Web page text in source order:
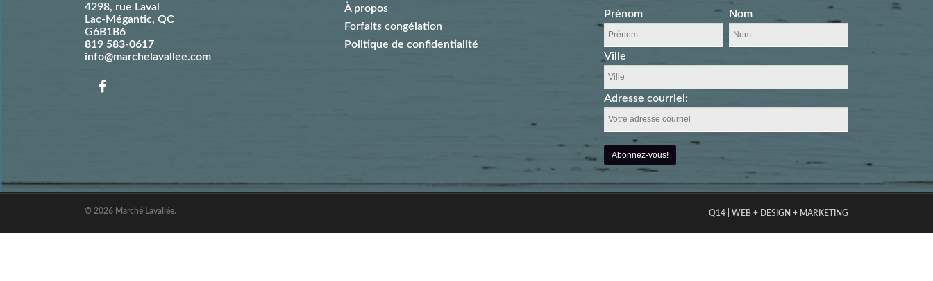
4298, rue Laval
Lac-Mégantic, QC
G6B1B6
819 583-0617
info@marchelavallee.com
À propos
Forfaits congélation
Politique de confidentialité
Prénom Nom
Ville
Adresse courriel:
© 2026 Marché Lavallée. Q14 | WEB + DESIGN + MARKETING